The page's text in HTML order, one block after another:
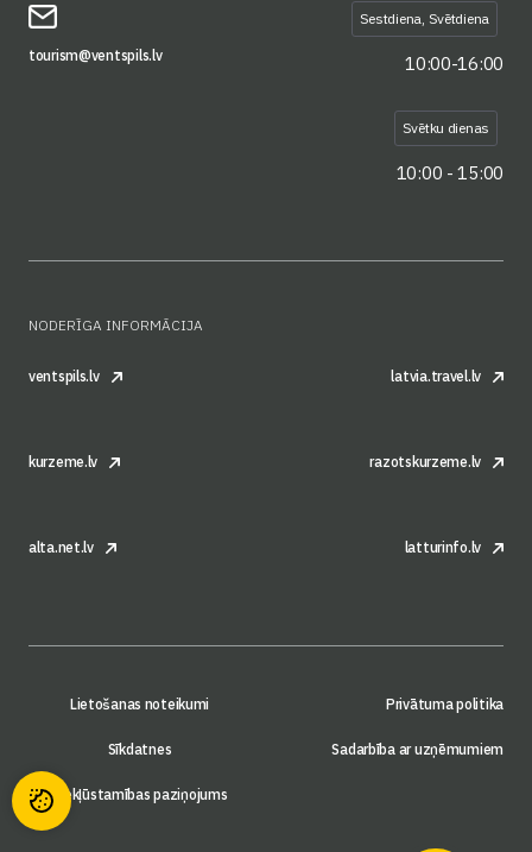
tourism@ventspils.lv
Sestdiena, Svētdiena
10:00-16:00
Svētku dienas
10:00 - 15:00
NODERĪGA INFORMĀCIJA
ventspils.lv latvia.travel.lv
kurzeme.lv razotskurzeme.lv
alta.net.lv latturinfo.lv
Lietošanas noteikumi Privātuma politika
Sīkdatnes Sadarbība ar uzņēmumiem
Piekļūstamības paziņojums